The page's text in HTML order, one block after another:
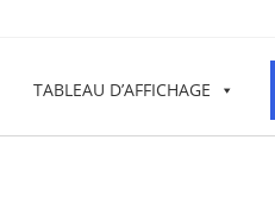
TABLEAU D’AFFICHAGE